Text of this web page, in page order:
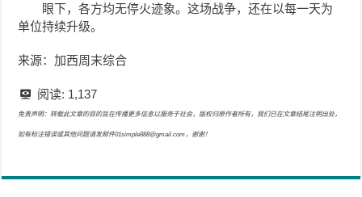
眼下，各方均无停火迹象。这场战争，还在以每一天为
单位持续升级。
来源：加西周末综合
阅读: 1,137
免责声明：转载此文章的目的旨在传播更多信息以服务于社会，版权归原作者所有，我们已在文章结尾注明出处，
如有标注错误或其他问题请发邮件01simple888@gmail.com，谢谢！